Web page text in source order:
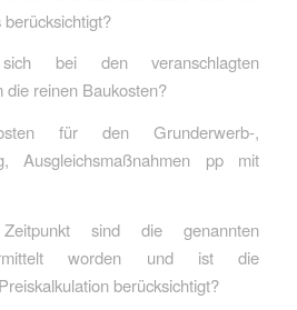
bei den veranschlagten
die reinen Baukosten?
für den Grunderwerb-,
Ausgleichsmaßnahmen pp mit
sind die genannten
ermittelt worden und ist die
berücksichtigt?